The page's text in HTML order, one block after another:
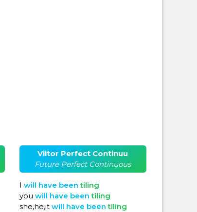
Viitor Perfect Continuu
Future Perfect Continuous
I will have beentiling
you will have beentiling
she,he,it will have beentiling